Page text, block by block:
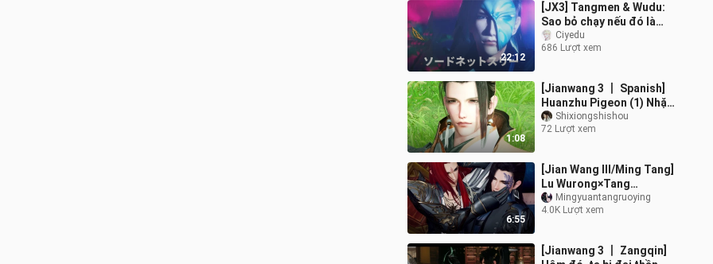
22:12
[JX3] Tangmen & Wudu:
Sao bỏ chạy nếu đó là
tình yêu đích thực
Ciyedu
686 Lượt xem
1:08
[Jianwang 3 丨 Spanish]
Huanzhu Pigeon (1) Nhặt
một con chim bồ câu đã
chết
Shixiongshishou
72 Lượt xem
6:55
[Jian Wang III/Ming Tang]
Lu Wurong×Tang
Mingyuan "Dục vọng" Tập
3 Phần 1 (Khế ước & Cạm
Mingyuantangruoying
4.0K Lượt xem
[Jianwang 3 丨 Zangqin]